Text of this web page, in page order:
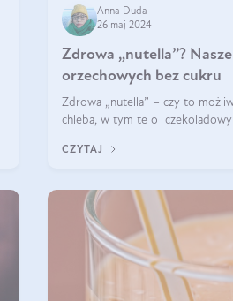
Anna Duda
26 maj 2024
Zdrowa „nutella”?
orzechowych bez cukru
Zdrowa „nutella” – czy to
chleba, w tym te o
CZYTAJ